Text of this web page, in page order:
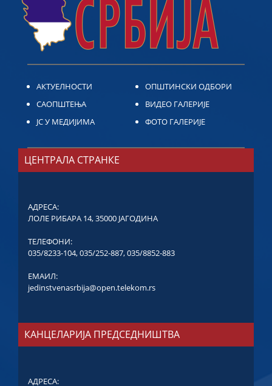
АКТУЕЛНОСТИ
САОПШТЕЊА
ЈС У МЕДИЈИМА
ОПШТИНСКИ ОДБОРИ
ВИДЕО ГАЛЕРИЈЕ
ФОТО ГАЛЕРИЈЕ
ЦЕНТРАЛА СТРАНКЕ
АДРЕСА:
ЛОЛЕ РИБАРА 14, 35000 ЈАГОДИНА
ТЕЛЕФОНИ:
035/8233-104,035/252-887,035/8852-883
ЕМАИЛ:
jedinstvenasrbija@open.telekom.rs
КАНЦЕЛАРИЈА ПРЕДСЕДНИШТВА
АДРЕСА: